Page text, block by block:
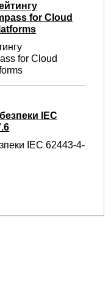
for Cloud
for Cloud
IEC
IEC 62443-4-